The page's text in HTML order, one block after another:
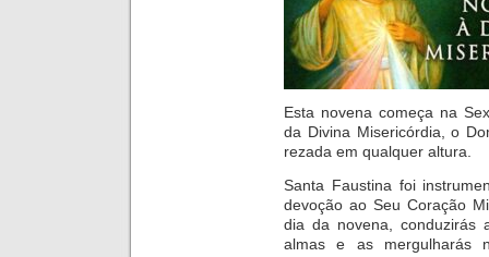
Esta novena começa na
da Divina Misericórdia, o
rezada em qualquer altura.
Santa Faustina foi
devoção ao Seu Coração
dia da novena, conduzirás
almas e as mergulharás